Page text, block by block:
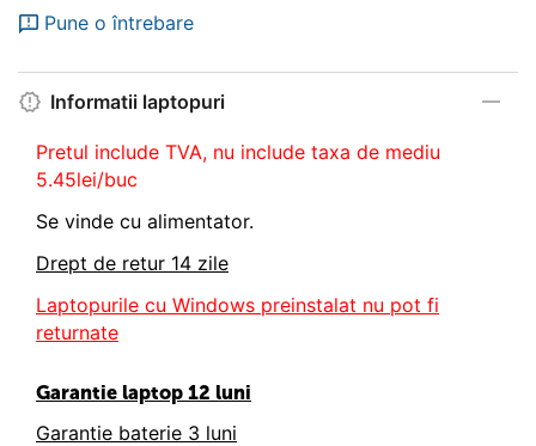
Pune o întrebare
Informatii laptopuri
Pretul include TVA, nu include taxa de mediu
5.45lei/buc
Se vinde cu alimentator.
Drept de retur 14 zile
Laptopurile cu Windows preinstalat nu pot fi
returnate
Garantie laptop 12 luni
Garantie baterie 3 luni